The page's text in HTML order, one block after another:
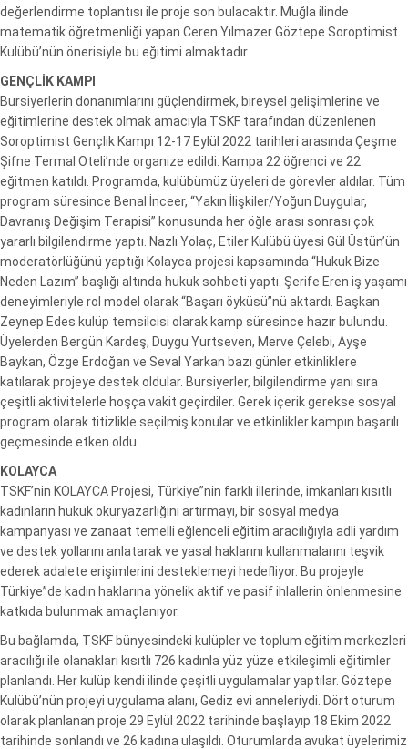
değerlendirme toplantısı ile proje son bulacaktır. Muğla ilinde
matematik öğretmenliği yapan Ceren Yılmazer Göztepe Soroptimist
Kulübü’nün önerisiyle bu eğitimi almaktadır.
GENÇLİK KAMPI
Bursiyerlerin donanımlarını güçlendirmek, bireysel gelişimlerine ve
eğitimlerine destek olmak amacıyla TSKF tarafından düzenlenen
Soroptimist Gençlik Kampı 12-17 Eylül 2022 tarihleri arasında Çeşme
Şifne Termal Oteli’nde organize edildi. Kampa 22 öğrenci ve 22
eğitmen katıldı. Programda, kulübümüz üyeleri de görevler aldılar. Tüm
program süresince Benal İnceer, “Yakın İlişkiler/Yoğun Duygular,
Davranış Değişim Terapisi” konusunda her öğle arası sonrası çok
yararlı bilgilendirme yaptı. Nazlı Yolaç, Etiler Kulübü üyesi Gül Üstün’ün
moderatörlüğünü yaptığı Kolayca projesi kapsamında “Hukuk Bize
Neden Lazım” başlığı altında hukuk sohbeti yaptı. Şerife Eren iş yaşamı
deneyimleriyle rol model olarak “Başarı öyküsü”nü aktardı. Başkan
Zeynep Edes kulüp temsilcisi olarak kamp süresince hazır bulundu.
Üyelerden Bergün Kardeş, Duygu Yurtseven, Merve Çelebi, Ayşe
Baykan, Özge Erdoğan ve Seval Yarkan bazı günler etkinliklere
katılarak projeye destek oldular. Bursiyerler, bilgilendirme yanı sıra
çeşitli aktivitelerle hoşça vakit geçirdiler. Gerek içerik gerekse sosyal
program olarak titizlikle seçilmiş konular ve etkinlikler kampın başarılı
geçmesinde etken oldu.
KOLAYCA
TSKF’nin KOLAYCA Projesi, Türkiye”nin farklı illerinde, imkanları kısıtlı
kadınların hukuk okuryazarlığını artırmayı, bir sosyal medya
kampanyası ve zanaat temelli eğlenceli eğitim aracılığıyla adli yardım
ve destek yollarını anlatarak ve yasal haklarını kullanmalarını teşvik
ederek adalete erişimlerini desteklemeyi hedefliyor. Bu projeyle
Türkiye”de kadın haklarına yönelik aktif ve pasif ihlallerin önlenmesine
katkıda bulunmak amaçlanıyor.
Bu bağlamda, TSKF bünyesindeki kulüpler ve toplum eğitim merkezleri
aracılığı ile olanakları kısıtlı 726 kadınla yüz yüze etkileşimli eğitimler
planlandı. Her kulüp kendi ilinde çeşitli uygulamalar yaptılar. Göztepe
Kulübü’nün projeyi uygulama alanı, Gediz evi anneleriydi. Dört oturum
olarak planlanan proje 29 Eylül 2022 tarihinde başlayıp 18 Ekim 2022
tarihinde sonlandı ve 26 kadına ulaşıldı. Oturumlarda avukat üyelerimiz